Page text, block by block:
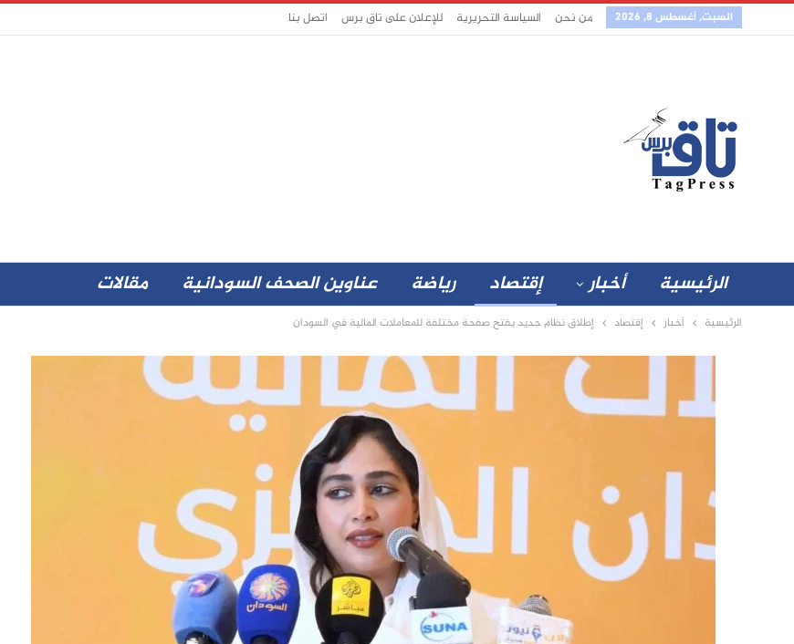
السبت, أغسطس 8, 2026 من نحن السياسة التحريرية للإعلان على تاق برس اتصل بنا
الرئيسية أخبار إقتصاد رياضة عناوين الصحف السودانية مقالات
الرئيسية أخبار إقتصاد إطلاق نظام جديد يفتح صفحة مختلفة للمعاملات المالية في السودان